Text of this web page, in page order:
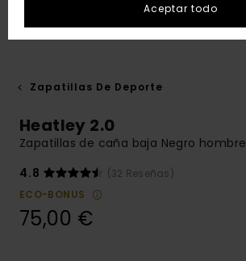
Zapatillas De Deporte
Heatley 2.0
Zapatillas de caña baja Negro hombre
4.8
(32 Reseñas)
ECO-BONUS
75,00 €
Aceptar todo